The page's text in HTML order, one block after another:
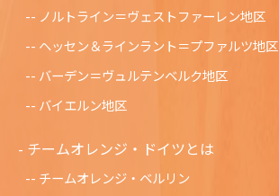
ノルトライン＝ヴェストファーレン地区
ヘッセン＆ラインラント＝プファルツ地区
バーデン＝ヴュルテンベルク地区
バイエルン地区
チームオレンジ・ドイツとは
チームオレンジ・ベルリン